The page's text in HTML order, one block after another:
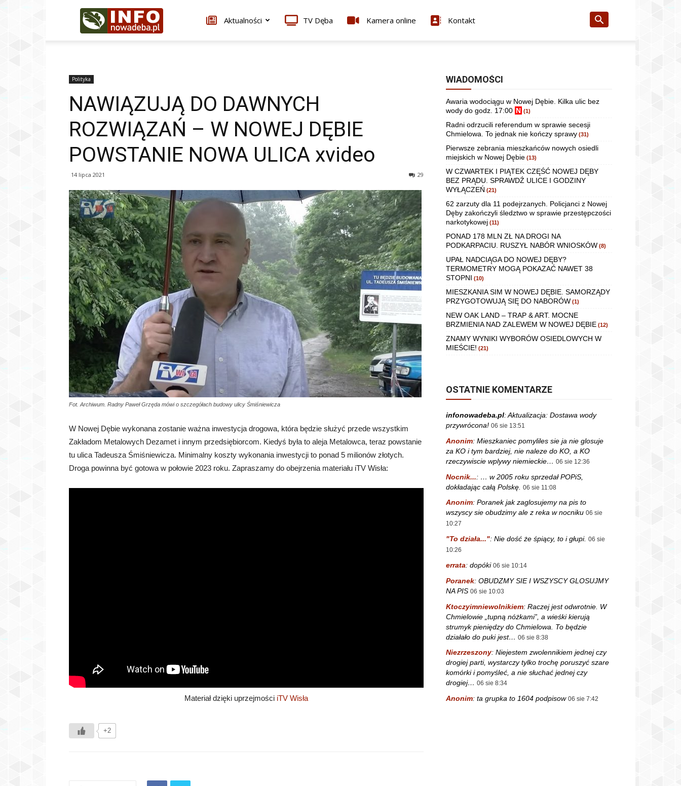
Infonowadeba.pl Aktualności TV Dęba Kamera online Kontakt
Polityka
NAWIĄZUJĄ DO DAWNYCH
ROZWIĄZAŃ – W NOWEJ DĘBIE
POWSTANIE NOWA ULICA xvideo
14 lipca 2021 29
Fot. Archiwum. Radny Paweł Grzęda mówi o szczegółach budowy ulicy Śmiśniewicza
W Nowej Dębie wykonana zostanie ważna inwestycja drogowa, która będzie służyć przede wszystkim
Zakładom Metalowych Dezamet i innym przedsiębiorcom. Kiedyś była to aleja Metalowca, teraz powstanie
tu ulica Tadeusza Śmiśniewicza. Minimalny koszty wykonania inwestycji to ponad 5 milionów złotych.
Droga powinna być gotowa w połowie 2023 roku. Zapraszamy do obejrzenia materiału iTV Wisła:
Materiał dzięki uprzejmości iTV Wisła
+2
WIADOMOŚCI
Awaria wodociągu w Nowej Dębie. Kilka ulic bez
wody do godz. 17:00 N (1)
Radni odrzucili referendum w sprawie secesji
Chmielowa. To jednak nie kończy sprawy (31)
Pierwsze zebrania mieszkańców nowych osiedli
miejskich w Nowej Dębie (13)
W CZWARTEK I PIĄTEK CZĘŚĆ NOWEJ DĘBY
BEZ PRĄDU. SPRAWDŹ ULICE I GODZINY
WYŁĄCZEŃ (21)
62 zarzuty dla 11 podejrzanych. Policjanci z Nowej
Dęby zakończyli śledztwo w sprawie przestępczości
narkotykowej (11)
PONAD 178 MLN ZŁ NA DROGI NA
PODKARPACIU. RUSZYŁ NABÓR WNIOSKÓW (8)
UPAŁ NADCIĄGA DO NOWEJ DĘBY?
TERMOMETRY MOGĄ POKAZAĆ NAWET 38
STOPNI (10)
MIESZKANIA SIM W NOWEJ DĘBIE. SAMORZĄDY
PRZYGOTOWUJĄ SIĘ DO NABORÓW (1)
NEW OAK LAND – TRAP & ART. MOCNE
BRZMIENIA NAD ZALEWEM W NOWEJ DĘBIE (12)
ZNAMY WYNIKI WYBORÓW OSIEDLOWYCH W
MIEŚCIE! (21)
OSTATNIE KOMENTARZE
infonowadeba.pl:Aktualizacja: Dostawa wody
przywrócona! 06 sie 13:51
Anonim: Mieszkaniec pomyliles sie ja nie glosuje
za KO i tym bardziej, nie naleze do KO, a KO
rzeczywiscie wplywy niemieckie… 06 sie 12:36
Nocnik...: … w 2005 roku sprzedał POPiS,
dokładając całą Polskę. 06 sie 11:08
Anonim: Poranek jak zaglosujemy na pis to
wszyscy sie obudzimy ale z reka w nocniku 06 sie
10:27
"To działa...": Nie dość że śpiący, to i głupi. 06 sie
10:26
errata: dopóki 06 sie 10:14
Poranek: OBUDZMY SIE I WSZYSCY GLOSUJMY
NA PIS 06 sie 10:03
Ktoczyimniewolnikiem: Raczej jest odwrotnie. W
Chmielowie „tupną nóżkami”, a wieśki kierują
strumyk pieniędzy do Chmielowa. To będzie
działało do puki jest… 06 sie 8:38
Niezrzeszony: Niejestem zwolennikiem jednej czy
drogiej parti, wystarczy tylko trochę poruszyć szare
komórki i pomyśleć, a nie słuchać jednej czy
drogiej… 06 sie 8:34
Anonim: ta grupka to 1604 podpisow 06 sie 7:42